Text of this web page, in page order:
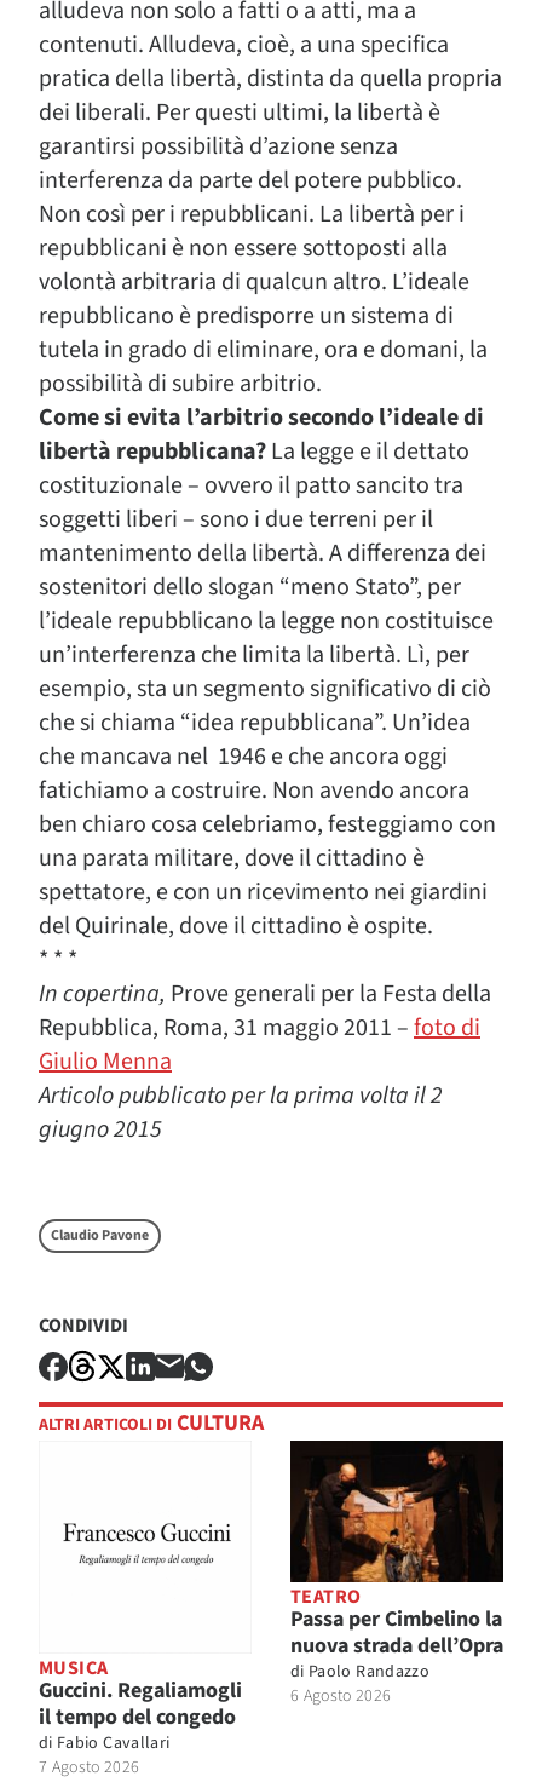
alludeva non solo a fatti o a atti, ma a
contenuti. Alludeva, cioè, a una specifica
pratica della libertà, distinta da quella propria
dei liberali. Per questi ultimi, la libertà è
garantirsi possibilità d’azione senza
interferenza da parte del potere pubblico.
Non così per i repubblicani. La libertà per i
repubblicani è non essere sottoposti alla
volontà arbitraria di qualcun altro. L’ideale
repubblicano è predisporre un sistema di
tutela in grado di eliminare, ora e domani, la
possibilità di subire arbitrio.
Come si evita l’arbitrio secondo l’ideale di
libertà repubblicana?La legge e il dettato
costituzionale – ovvero il patto sancito tra
soggetti liberi – sono i due terreni per il
mantenimento della libertà. A differenza dei
sostenitori dello slogan “meno Stato”, per
l’ideale repubblicano la legge non costituisce
un’interferenza che limita la libertà. Lì, per
esempio, sta un segmento significativo di ciò
che si chiama “idea repubblicana”. Un’idea
che mancava nel 1946 e che ancora oggi
fatichiamo a costruire. Non avendo ancora
ben chiaro cosa celebriamo, festeggiamo con
una parata militare, dove il cittadino è
spettatore, e con un ricevimento nei giardini
del Quirinale, dove il cittadino è ospite.
* * *
In copertina, Prove generali per la Festa della
Repubblica, Roma, 31 maggio 2011 –foto di
Giulio Menna
Articolo pubblicato per la prima volta il 2
giugno 2015
Claudio Pavone
CONDIVIDI
ALTRI ARTICOLI DI CULTURA
MUSICA
Guccini. Regaliamogli
il tempo del congedo
di Fabio Cavallari
7 Agosto 2026
TEATRO
Passa per Cimbelino la
nuova strada dell’Opra
di Paolo Randazzo
6 Agosto 2026